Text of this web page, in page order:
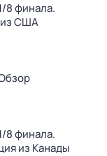
8 финала.
из США
8 финала.
из Канады